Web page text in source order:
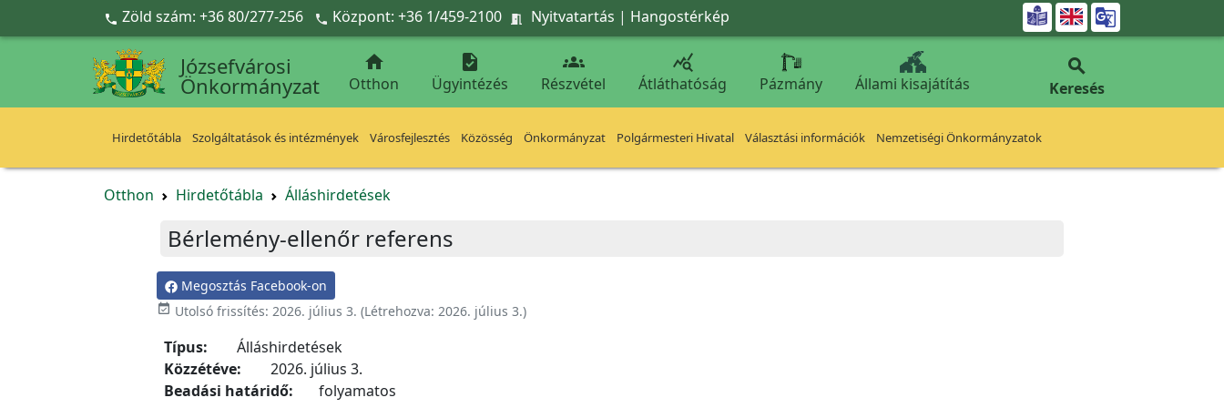
Ugrás a fő tartalomra
 Zöld szám: +36 80/277-256  Központ: +36 1/459-2100  Nyitvatartás | Hangostérkép 
Józsefvárosi
Önkormányzat

Otthon

Ügyintézés

Részvétel

Átláthatóság Pázmány Állami kisajátítás

Keresés
Hirdetőtábla Szolgáltatások és intézmények Városfejlesztés Közösség Önkormányzat Polgármesteri Hivatal Választási információk Nemzetiségi Önkormányzatok
Otthon Hirdetőtábla Álláshirdetések
Bérlemény-ellenőr referens
Megosztás Facebook-on
 Utolsó frissítés: 2026. július 3. (Létrehozva: 2026. július 3.)
Típus:
Álláshirdetések
Közzétéve:
2026. július 3.
Beadási határidő:
folyamatos